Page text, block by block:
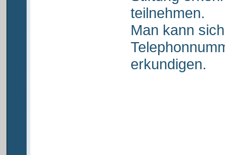
teilnehmen.
Man kann
erkundigen.